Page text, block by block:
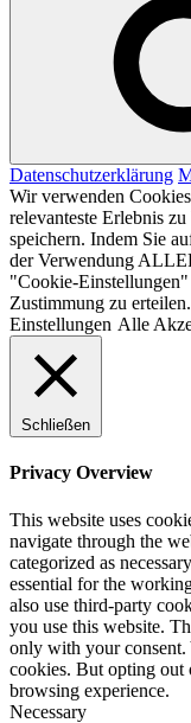
Datenschutzerklärung
Wir verwenden
relevanteste Erlebnis
speichern. Indem Sie
der Verwendung
"Cookie-
Zustimmung zu erteilen.
Einstellungen Alle
Schließen
Privacy Overview
This website uses
navigate through the
categorized as
essential for the
also use third-party
you use this website.
only with your consent.
cookies. But opting out
browsing experience.
Necessary